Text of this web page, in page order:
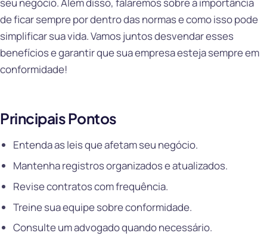
seu negócio. Além disso, falaremos sobre a importância
de ficar sempre por dentro das normas e como isso pode
simplificar sua vida. Vamos juntos desvendar esses
benefícios e garantir que sua empresa esteja sempre em
conformidade!
Principais Pontos
Entenda as leis que afetam seu negócio.
Mantenha registros organizados e atualizados.
Revise contratos com frequência.
Treine sua equipe sobre conformidade.
Consulte um advogado quando necessário.